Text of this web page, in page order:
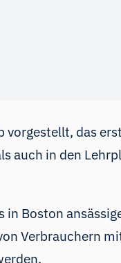
vorgestellt, das
auch in den
Boston
Verbrauchern